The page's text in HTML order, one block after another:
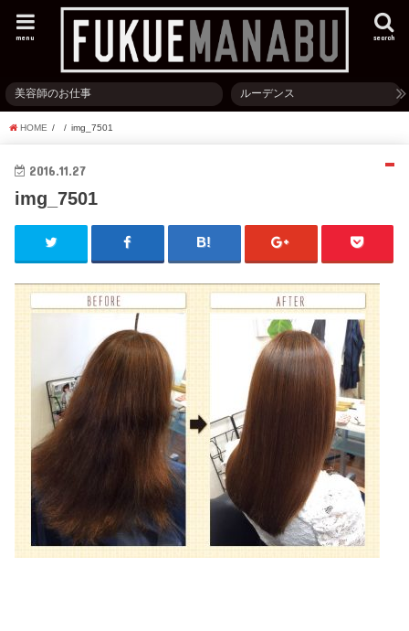
search
menu
美容師のお仕事 ルーデンス
HOME img_7501
2016.11.27
img_7501